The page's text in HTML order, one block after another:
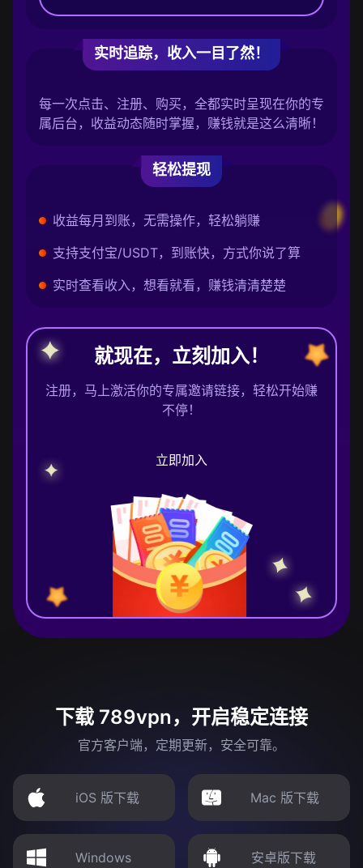
实时追踪，收入一目了然！
每一次点击、注册、购买，全都实时呈现在你的专
属后台，收益动态随时掌握，赚钱就是这么清晰！
轻松提现
收益每月到账，无需操作，轻松躺赚
支持支付宝/USDT，到账快，方式你说了算
实时查看收入，想看就看，赚钱清清楚楚
就现在，立刻加入！
注册，马上激活你的专属邀请链接，轻松开始赚
不停！
立即加入
下载 789vpn，开启稳定连接
官方客户端，定期更新，安全可靠。
iOS 版下载 Mac 版下载
Windows 安卓版下载